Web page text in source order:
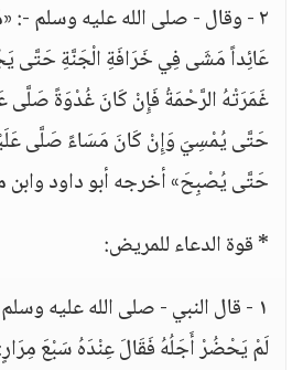
٢ - وقال - صلى الله عليه وسلم -:
عَائِداً مَشَى فِي خَرَافَةِ الْجَنَّةِ حَتَّى
غَمَرَتْهُ الرَّحْمَةُ فَإِنْ كَانَ غُدْوَةً صَلَّى
حَتَّى يُمْسِيَ وَإِنْ كَانَ مَسَاءً صَلَّى
حَتَّى يُصْبِحَ» أخرجه أبو داود وابن
* قوة الدعاء للمريض:
١ - قال النبي - صلى الله عليه
لَمْ يَحْضُرْ أَجَلُهُ فَقَالَ عِنْدَهُ سَبْعَ